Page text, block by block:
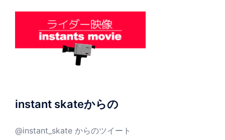
instant skateからの
@instant_skate からのツイート